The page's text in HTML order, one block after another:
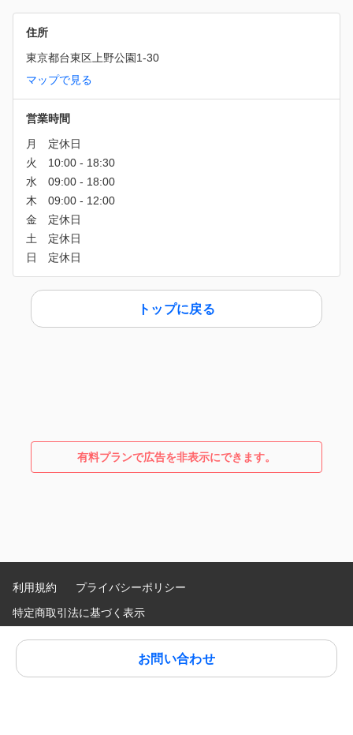
住所
東京都台東区上野公園1-30
マップで見る
営業時間
トップに戻る
有料プランで広告を非表示にできます。
利用規約
プライバシーポリシー
特定商取引法に基づく表示
Language お問い合わせ